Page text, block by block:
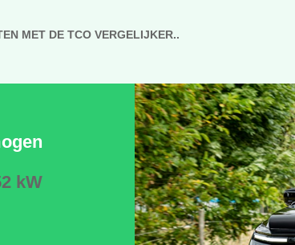
MET DE TCO VERGELIJKER..
kW